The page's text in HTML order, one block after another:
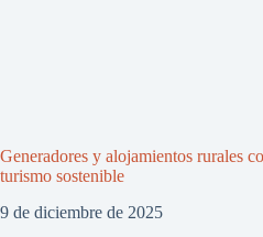
Generadores y alojamientos rurales
turismo sostenible
9 de diciembre de 2025